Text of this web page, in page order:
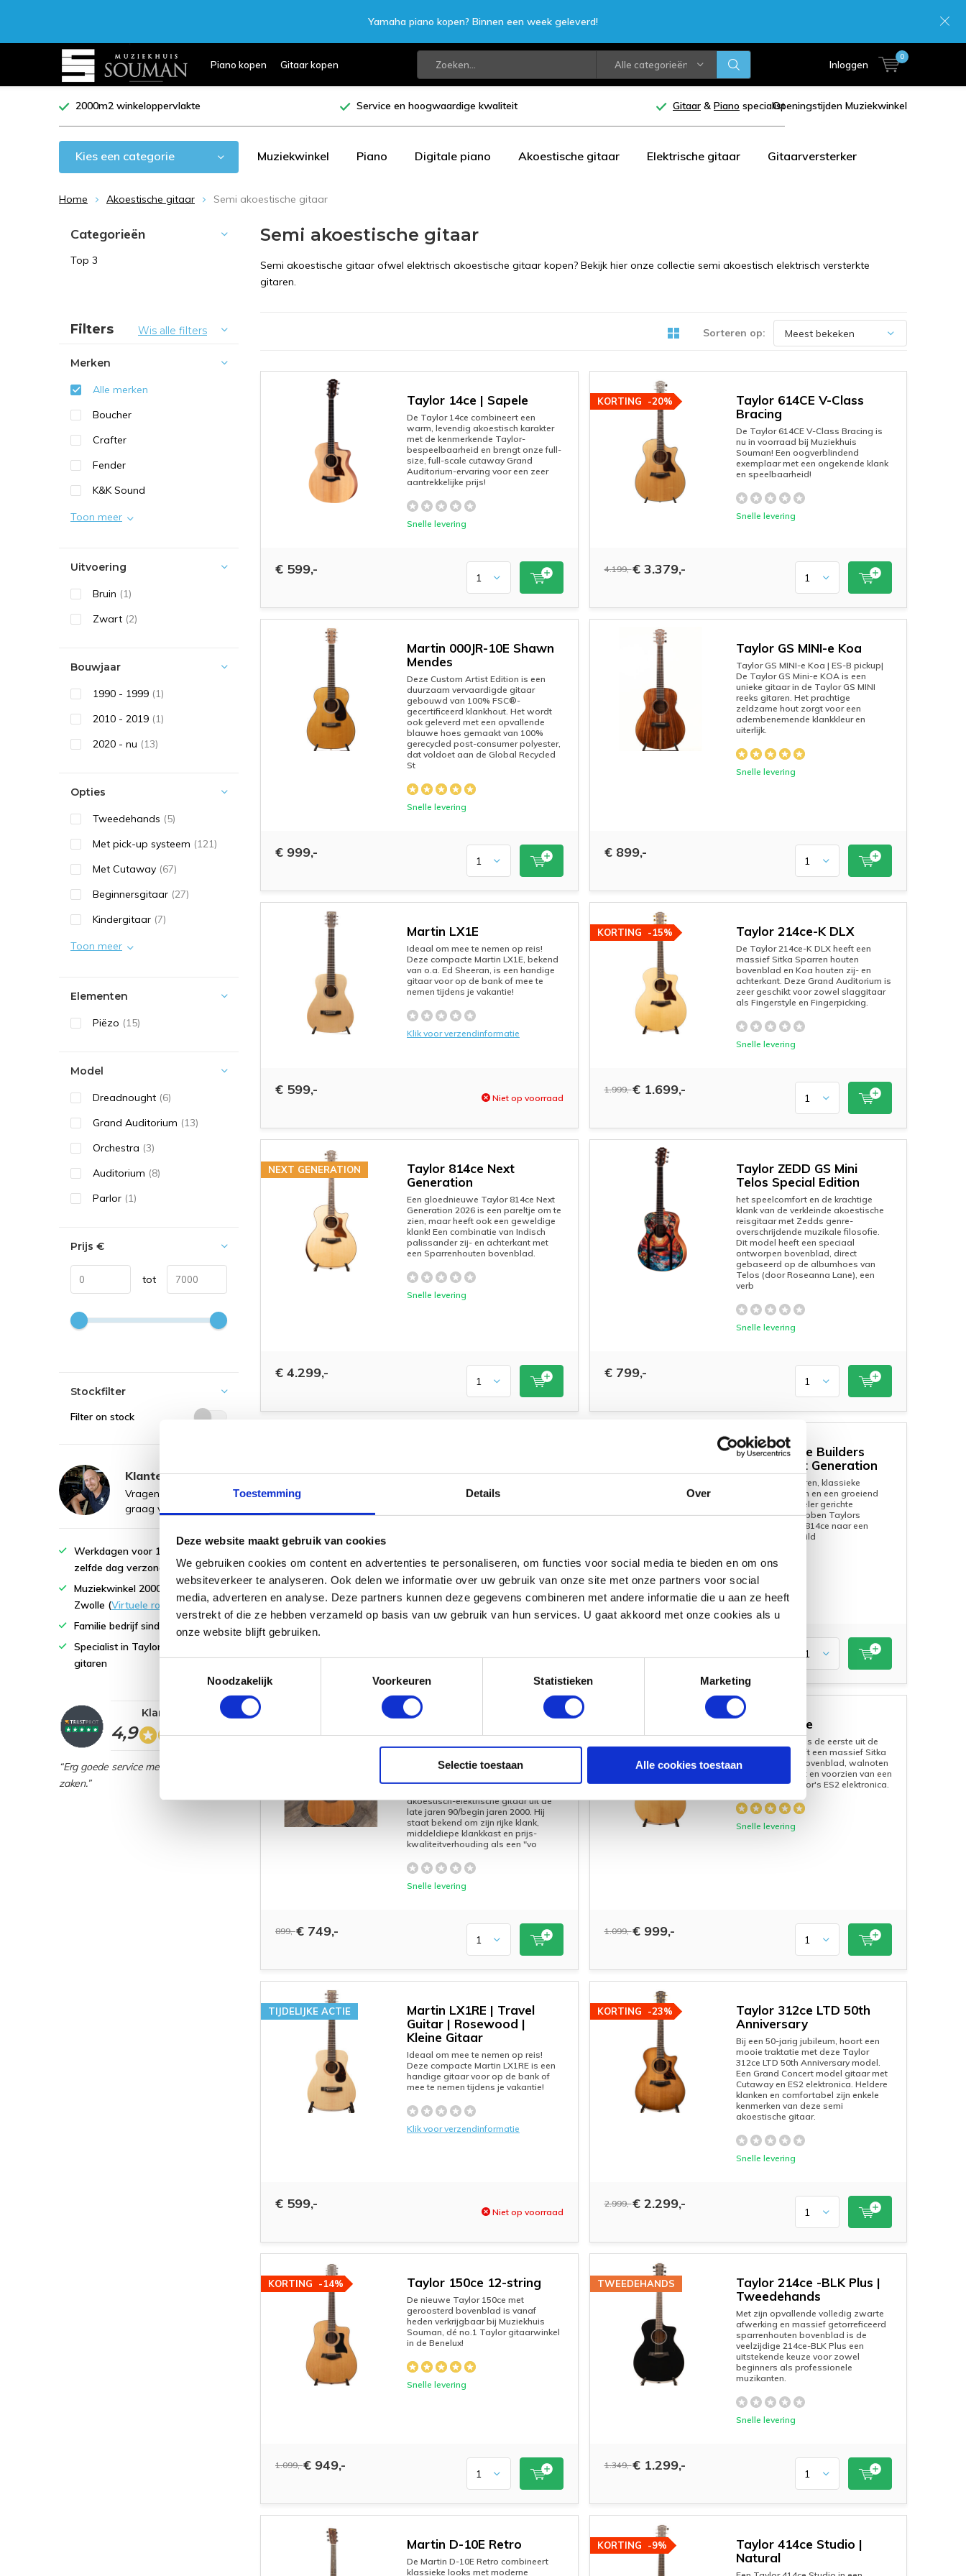
Toestemming Details Over
Deze website maakt gebruik van cookies
We gebruiken cookies om content en advertenties te personaliseren, om functies voor social media te bieden en om ons
websiteverkeer te analyseren. Ook delen we informatie over uw gebruik van onze site met onze partners voor social
media, adverteren en analyse. Deze partners kunnen deze gegevens combineren met andere informatie die u aan ze heeft
verstrekt of die ze hebben verzameld op basis van uw gebruik van hun services. U gaat akkoord met onze cookies als u
onze website blijft gebruiken.
Noodzakelijk
Voorkeuren Statistieken Marketing
Selectie toestaan Alle cookies toestaan
Piano kopen Gitaar kopen Alle categorieën Inloggen
0
Yamaha piano kopen? Binnen een week geleverd!
2000m2 winkeloppervlakte Service en hoogwaardige kwaliteit Gitaar & Piano specialistOpeningstijden Muziekwinkel
Kies een categorie Muziekwinkel Piano Digitale piano Akoestische gitaar Elektrische gitaar Gitaarversterker
Home Akoestische gitaar Semi akoestische gitaar
Semi akoestische gitaar
Semi akoestische gitaar ofwel elektrisch akoestische gitaar kopen? Bekijk hier onze collectie semi akoestisch elektrisch versterkte
gitaren.
Sorteren op:
Taylor 14ce | Sapele
De Taylor 14ce combineert een
warm, levendig akoestisch karakter
met de kenmerkende Taylor-
bespeelbaarheid en brengt onze full-
size, full-scale cutaway Grand
Auditorium-ervaring voor een zeer
aantrekkelijke prijs!
Snelle levering
€ 599,-
Taylor 614CE V-Class
Bracing
De Taylor 614CE V-Class Bracing is
nu in voorraad bij Muziekhuis
Souman! Een oogverblindend
exemplaar met een ongekende klank
en speelbaarheid!
Snelle levering
-20%
KORTING
4.199,-€ 3.379,-
Martin 000JR-10E Shawn
Mendes
Deze Custom Artist Edition is een
duurzaam vervaardigde gitaar
gebouwd van 100% FSC®-
gecertificeerd klankhout. Het wordt
ook geleverd met een opvallende
blauwe hoes gemaakt van 100%
gerecycled post-consumer polyester,
dat voldoet aan de Global Recycled
St
Snelle levering
€ 999,-
Taylor GS MINI-e Koa
Taylor GS MINI-e Koa | ES-B pickup|
De Taylor GS Mini-e KOA is een
unieke gitaar in de Taylor GS MINI
reeks gitaren. Het prachtige
zeldzame hout zorgt voor een
adembenemende klankkleur en
uiterlijk.
Snelle levering
€ 899,-
Martin LX1E
Ideaal om mee te nemen op reis!
Deze compacte Martin LX1E, bekend
van o.a. Ed Sheeran, is een handige
gitaar voor op de bank of mee te
nemen tijdens je vakantie!
Klik voor verzendinformatie
€ 599,-
Niet op voorraad
Taylor 214ce-K DLX
De Taylor 214ce-K DLX heeft een
massief Sitka Sparren houten
bovenblad en Koa houten zij- en
achterkant. Deze Grand Auditorium is
zeer geschikt voor zowel slaggitaar
als Fingerstyle en Fingerpicking.
Snelle levering
-15%
KORTING
1.999,-€ 1.699,-
Taylor 814ce Next
Generation
Een gloednieuwe Taylor 814ce Next
Generation 2026 is een pareltje om te
zien, maar heeft ook een geweldige
klank! Een combinatie van Indisch
palissander zij- en achterkant met
een Sparrenhouten bovenblad.
Snelle levering
NEXT GENERATION
€ 4.299,-
Taylor ZEDD GS Mini
Telos Special Edition
het speelcomfort en de krachtige
klank van de verkleinde akoestische
reisgitaar met Zedds genre-
overschrijdende muzikale filosofie.
Dit model heeft een speciaal
ontworpen bovenblad, direct
gebaseerd op de albumhoes van
Telos (door Roseanna Lane), een
verb
Snelle levering
€ 799,-
Taylor 224ce-K DLX semi akoestische
muziekstijlen. Van country tot
gegarandeerd speelplezier.
Snelle levering
Taylor 814ce Builders
Edition Next Generation
Verfijnde contouren, klassieke
klankhoutsoorten en een groeiend
aantal op de speler gerichte
verbeteringen hebben Taylors
Builder's Edition 814ce naar een
hoger niveau getild
Snelle levering
Balladeer Special |
Tweedehands
De Ovation Balladeer S771-W
Balladeer Special is een
akoestisch-elektrische gitaar uit de
late jaren 90/begin jaren 2000. Hij
staat bekend om zijn rijke klank,
middeldiepe klankkast en prijs-
kwaliteitverhouding als een "vo
Snelle levering
899,-€ 749,-
Taylor 214ce
De Taylor 214ce is de eerste uit de
200-serie en heeft een massief Sitka
sparrenhouten bovenblad, walnoten
zij- en achterkant en voorzien van een
Cutaway en Taylor's ES2 elektronica.
Snelle levering
1.099,-€ 999,-
Martin LX1RE | Travel
Guitar | Rosewood |
Kleine Gitaar
Ideaal om mee te nemen op reis!
Deze compacte Martin LX1RE is een
handige gitaar voor op de bank of
mee te nemen tijdens je vakantie!
Klik voor verzendinformatie
TIJDELIJKE ACTIE
€ 599,-
Niet op voorraad
Taylor 312ce LTD 50th
Anniversary
Bij een 50-jarig jubileum, hoort een
mooie traktatie met deze Taylor
312ce LTD 50th Anniversary model.
Een Grand Concert model gitaar met
Cutaway en ES2 elektronica. Heldere
klanken en comfortabel zijn enkele
kenmerken van deze semi
akoestische gitaar.
Snelle levering
-23%
KORTING
2.999,-€ 2.299,-
Taylor 150ce 12-string
De nieuwe Taylor 150ce met
geroosterd bovenblad is vanaf
heden verkrijgbaar bij Muziekhuis
Souman, dé no.1 Taylor gitaarwinkel
in de Benelux!
Snelle levering
-14%
KORTING
1.099,-€ 949,-
Taylor 214ce -BLK Plus |
Tweedehands
Met zijn opvallende volledig zwarte
afwerking en massief getorreficeerd
sparrenhouten bovenblad is de
veelzijdige 214ce-BLK Plus een
uitstekende keuze voor zowel
beginners als professionele
muzikanten.
Snelle levering
TWEEDEHANDS
1.349,-€ 1.299,-
Martin D-10E Retro
De Martin D-10E Retro combineert
klassieke looks met moderne
Taylor 414ce Studio |
Natural
-9%
KORTING
Categorieën
Top 3
Sorteren op:
Filters Wis alle filters
Merken
Alle merken
Boucher
Crafter
Fender
K&K Sound
Toon meer
Uitvoering
Bruin (1)
Zwart (2)
Bouwjaar
1990 - 1999 (1)
2010 - 2019 (1)
2020 - nu (13)
Opties
Tweedehands (5)
Met pick-up systeem (121)
Met Cutaway (67)
Beginnersgitaar (27)
Kindergitaar (7)
Toon meer
Elementen
Piëzo (15)
Model
Dreadnought (6)
Grand Auditorium (13)
Orchestra (3)
Auditorium (8)
Parlor (1)
Prijs €
tot
Stockfilter
Filter on stock
Klantenservice
Vragen? Wij helpen u
graag verder.
Werkdagen voor 16:00 besteld,
zelfde dag verzonden!
Muziekwinkel 2000m2 vlakbij
Zwolle (Virtuele rondleiding)
Familie bedrijf sinds 1978
Specialist in Taylor en Martin
gitaren
4,9
Klantwaardering
“Erg goede service met veel kennis van
zaken.”